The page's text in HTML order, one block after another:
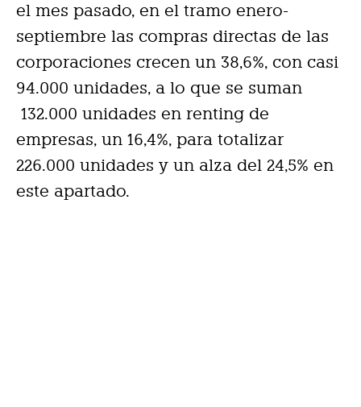
el mes pasado, en el tramo enero-
septiembre las compras directas de las
corporaciones crecen un 38,6%, con casi
94.000 unidades, a lo que se suman
132.000 unidades en renting de
empresas, un 16,4%, para totalizar
226.000 unidades y un alza del 24,5% en
este apartado.